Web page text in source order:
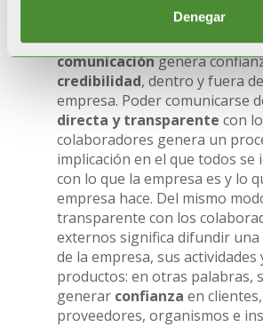
Denegar
TRANSPARENCIA
Ser transparente y eficaz en la
comunicacióngenera
credibilidad, dentro y fuera
empresa. Poder comunicarse
directa y transparente con
colaboradores genera un
implicación en el que todos se
con lo que la empresa es y lo
empresa hace. Del mismo
transparente con los
externos significa difundir una
de la empresa, sus actividades
productos: en otras palabras,
generar confianza en clientes,
proveedores, organismos e